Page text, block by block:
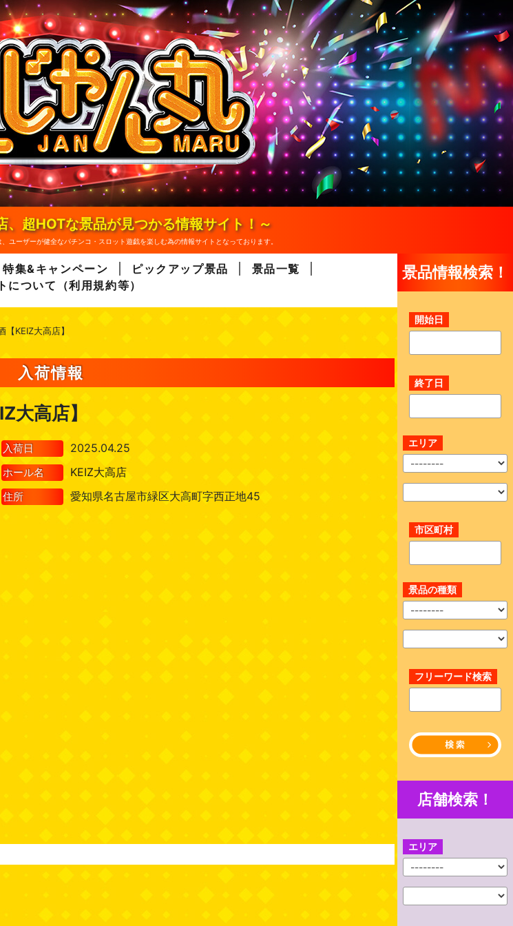
、超HOTな景品が見つかる情報サイト！～
ユーザーが健全なパチンコ・スロット遊戯を楽しむ為の情報サイトとなっております。
特集&キャンペーン ピックアップ景品
景品一覧
について（利用規約等）
KEIZ大高店】
入荷情報
高店】
入荷日 2025.04.25
ホール名 KEIZ大高店
住所 愛知県名古屋市緑区大高町字西正地45
景品情報検索！
開始日
終了日
エリア
市区町村
景品の種類
フリーワード検索
店舗検索！
エリア